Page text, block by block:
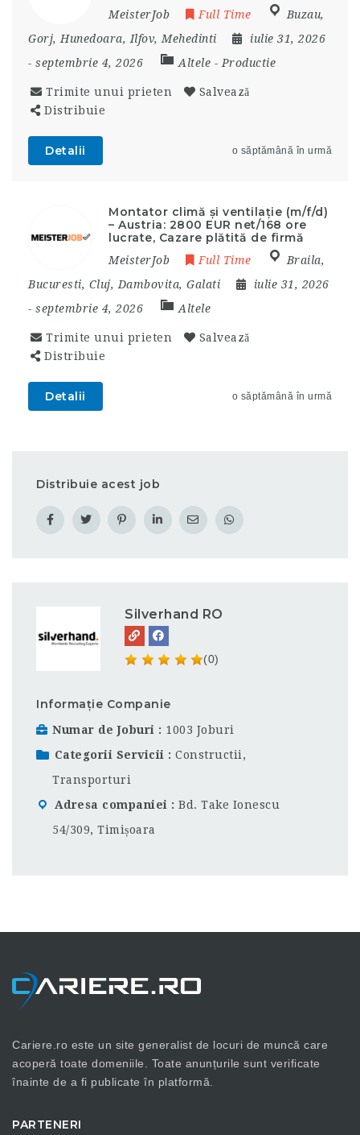
MeisterJob Full Time Buzau,
Gorj, Hunedoara, Ilfov, Mehedinti
iulie 31, 2026
- septembrie 4, 2026
Altele - Productie
Trimite unui prieten
Salvează
Distribuie
Detalii o săptămână în urmă
Montator climă și ventilație (m/f/d)
– Austria: 2800 EUR net/168 ore
lucrate, Cazare plătită de firmă
MeisterJob Full Time Braila,
Bucuresti, Cluj, Dambovita, Galati
iulie 31, 2026
- septembrie 4, 2026
Altele
Trimite unui prieten
Salvează
Distribuie
Detalii o săptămână în urmă
Distribuie acest job
Silverhand RO
(0)
Informație Companie
Numar de Joburi
1003 Joburi
Categorii Servicii
Constructii,
Transporturi
Adresa companiei
Bd. Take Ionescu
54/309, Timișoara
Cariere.ro este un site generalist de locuri de muncă care
acoperă toate domeniile. Toate anunțurile sunt verificate
înainte de a fi publicate în platformă.
PARTENERI